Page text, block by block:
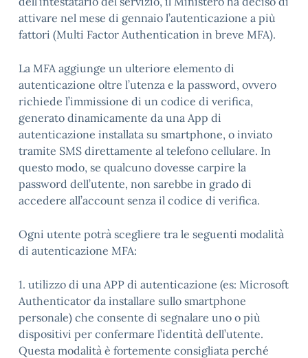
attivare nel mese di gennaio l’autenticazione a più
fattori (Multi Factor Authentication in breve MFA).
La MFA aggiunge un ulteriore elemento di
autenticazione oltre l’utenza e la password, ovvero
richiede l’immissione di un codice di verifica,
generato dinamicamente da una App di
autenticazione installata su smartphone, o inviato
tramite SMS direttamente al telefono cellulare. In
questo modo, se qualcuno dovesse carpire la
password dell’utente, non sarebbe in grado di
accedere all’account senza il codice di verifica.
Ogni utente potrà scegliere tra le seguenti modalità
di autenticazione MFA:
1. utilizzo di una APP di autenticazione (es: Microsoft
Authenticator da installare sullo smartphone
personale) che consente di segnalare uno o più
dispositivi per confermare l’identità dell’utente.
Questa modalità è fortemente consigliata perché